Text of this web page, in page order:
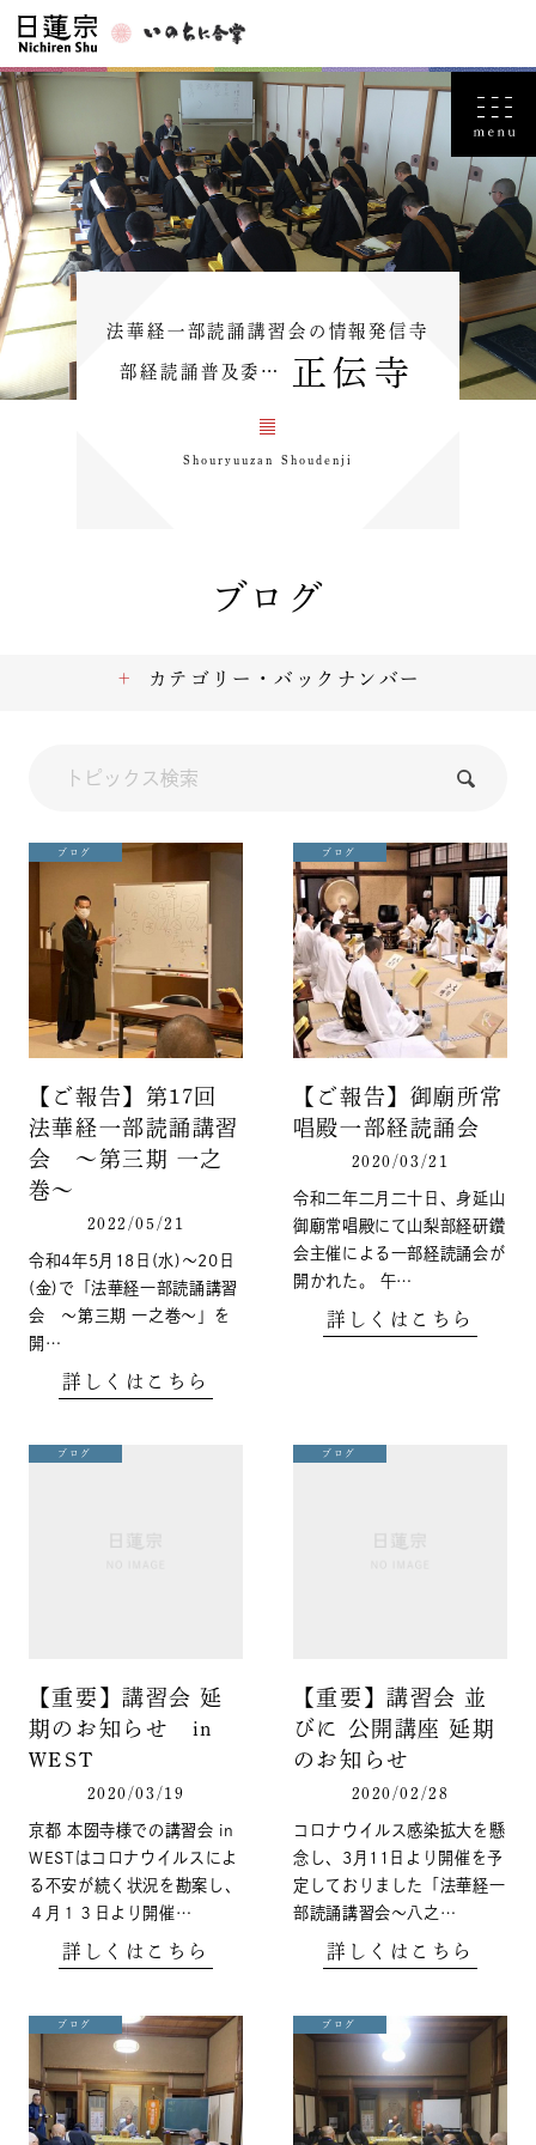
法華経一部読誦講習会の情報発信寺
部経読誦普及委… 正伝寺
Shouryuuzan Shoudenji
ブログ
ブログ
【ご報告】第17回
法華経一部読誦講習
会 ～第三期 一之
巻～
2022/05/21
令和4年5月18日(水)～20日
(金)で「法華経一部読誦講習
会 ～第三期 一之巻～」を
開…
詳しくはこちら
ブログ
【ご報告】御廟所常
唱殿一部経読誦会
2020/03/21
令和二年二月二十日、身延山
御廟常唱殿にて山梨部経研鑽
会主催による一部経読誦会が
開かれた。 午…
詳しくはこちら
ブログ
【重要】講習会 延
期のお知らせ in
WEST
2020/03/19
京都 本圀寺様での講習会 in
WESTはコロナウイルスによ
る不安が続く状況を勘案し、
４月１３日より開催…
詳しくはこちら
ブログ
【重要】講習会 並
びに 公開講座 延期
のお知らせ
2020/02/28
コロナウイルス感染拡大を懸
念し、3月11日より開催を予
定しておりました「法華経一
部読誦講習会〜八之…
詳しくはこちら
ブログ ブログ
カテゴリー・バックナンバー